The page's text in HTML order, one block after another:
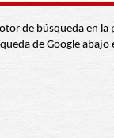
de búsqueda en
de Google